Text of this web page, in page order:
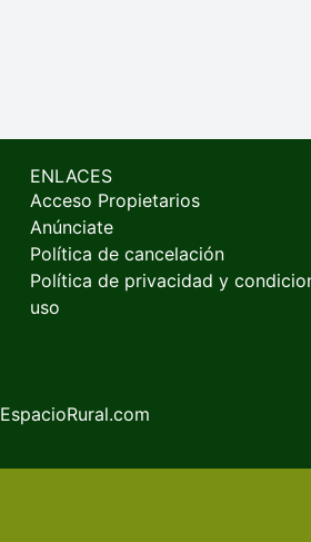
ENLACES
Acceso Propietarios
Anúnciate
Política de cancelación
Política de privacidad y
uso
EspacioRural.com